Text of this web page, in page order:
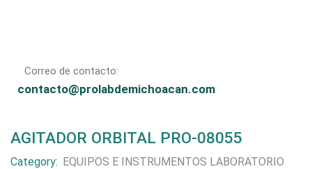
Correo de contacto:
contacto@prolabdemichoacan.com
AGITADOR ORBITAL PRO-08055
Category: EQUIPOS E INSTRUMENTOS LABORATORIO